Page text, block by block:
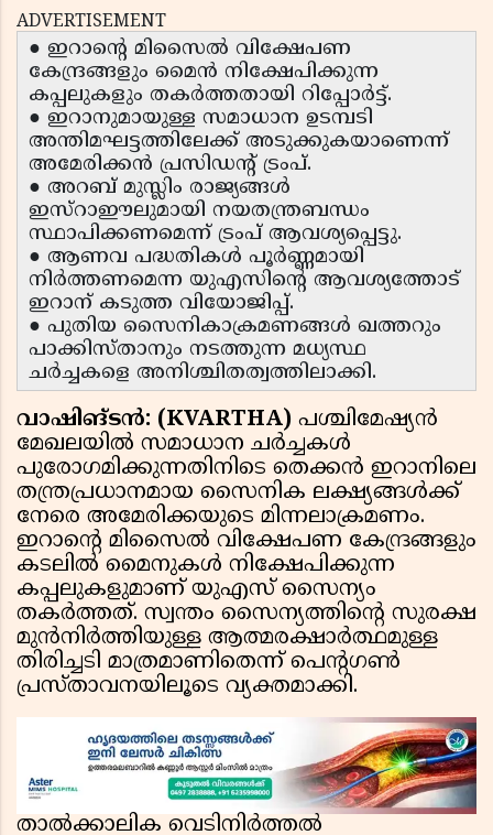
ADVERTISEMENT
● ഇറാന്റെ മിസൈൽ വിക്ഷേപണ
കേന്ദ്രങ്ങളും മൈൻ നിക്ഷേപിക്കുന്ന
കപ്പലുകളും തകർത്തതായി റിപ്പോർട്ട്.
● ഇറാനുമായുള്ള സമാധാന ഉടമ്പടി
അന്തിമഘട്ടത്തിലേക്ക് അടുക്കുകയാണെന്ന്
അമേരിക്കൻ പ്രസിഡന്റ് ട്രംപ്.
● അറബ് മുസ്ലിം രാജ്യങ്ങൾ
ഇസ്റാഈലുമായി നയതന്ത്രബന്ധം
സ്ഥാപിക്കണമെന്ന് ട്രംപ് ആവശ്യപ്പെട്ടു.
● ആണവ പദ്ധതികൾ പൂർണ്ണമായി
നിർത്തണമെന്ന യുഎസിന്റെ ആവശ്യത്തോട്
ഇറാന് കടുത്ത വിയോജിപ്പ്.
● പുതിയ സൈനികാക്രമണങ്ങൾ ഖത്തറും
പാക്കിസ്താനും നടത്തുന്ന മധ്യസ്ഥ
ചർച്ചകളെ അനിശ്ചിതത്വത്തിലാക്കി.
വാഷിങ്ടൻ: (KVARTHA) പശ്ചിമേഷ്യൻ
മേഖലയിൽ സമാധാന ചർച്ചകൾ
പുരോഗമിക്കുന്നതിനിടെ തെക്കൻ ഇറാനിലെ
തന്ത്രപ്രധാനമായ സൈനിക ലക്ഷ്യങ്ങൾക്ക്
നേരെ അമേരിക്കയുടെ മിന്നലാക്രമണം.
ഇറാന്റെ മിസൈൽ വിക്ഷേപണ കേന്ദ്രങ്ങളും
കടലിൽ മൈനുകൾ നിക്ഷേപിക്കുന്ന
കപ്പലുകളുമാണ് യുഎസ് സൈന്യം
തകർത്തത്. സ്വന്തം സൈന്യത്തിന്റെ സുരക്ഷ
മുൻനിർത്തിയുള്ള ആത്മരക്ഷാർത്ഥമുള്ള
തിരിച്ചടി മാത്രമാണിതെന്ന് പെന്റഗൺ
പ്രസ്താവനയിലൂടെ വ്യക്തമാക്കി.
താൽക്കാലിക വെടിനിർത്തൽ